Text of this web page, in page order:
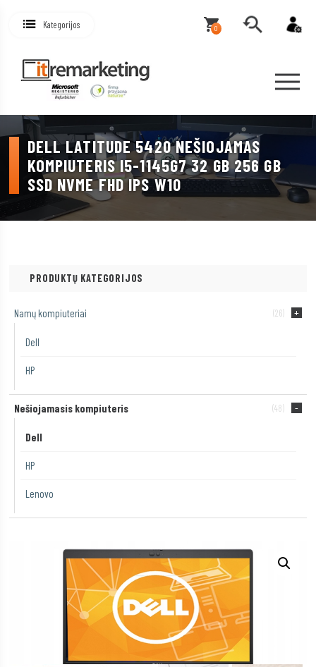
Kategorijos 0
DELL LATITUDE 5420 NEŠIOJAMAS
KOMPIUTERIS I5-1145G7 32 GB 256 GB
SSD NVME FHD IPS W10
PRODUKTŲ KATEGORIJOS
Namų kompiuteriai (26)
Dell
HP
Nešiojamasis kompiuteris (48)
Dell
HP
Lenovo